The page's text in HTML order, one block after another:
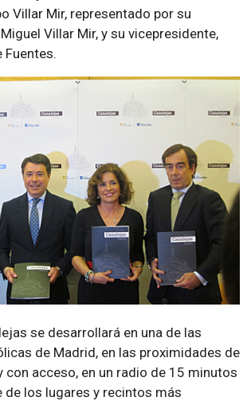
Villar Mir, representado por su
Villar Mir, y su vicepresidente,
Fuentes.
se desarrollará en una de las
de Madrid, en las proximidades de
con acceso, en un radio de 15 minutos
de los lugares y recintos más